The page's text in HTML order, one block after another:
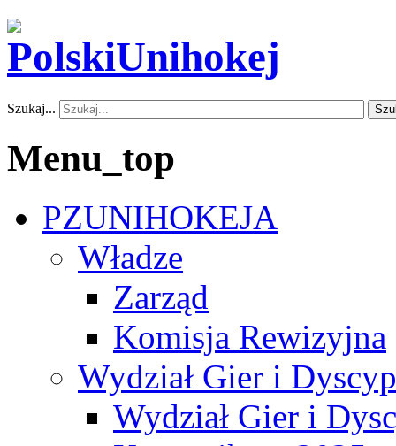
Szukaj...
Menu_top
PZUNIHOKEJA
Władze
Zarząd
Komisja Rewizyjna
Wydział Gier i
Wydział Gier i